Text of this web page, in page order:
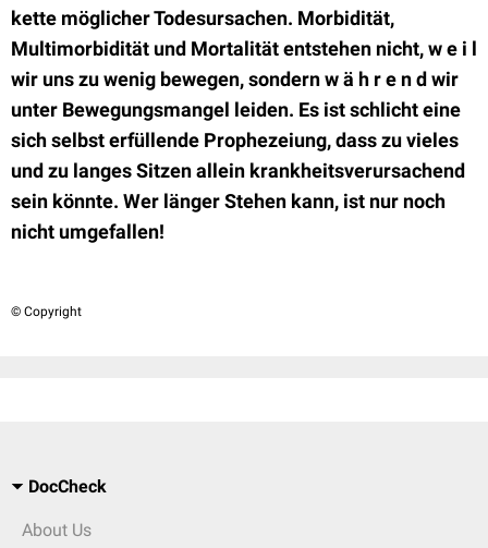
kette möglicher Todesursachen. Morbidität,
Multimorbidität und Mortalität entstehen nicht, w e i l
wir uns zu wenig bewegen, sondern w ä h r e n d wir
unter Bewegungsmangel leiden. Es ist schlicht eine
sich selbst erfüllende Prophezeiung, dass zu vieles
und zu langes Sitzen allein krankheitsverursachend
sein könnte. Wer länger Stehen kann, ist nur noch
nicht umgefallen!
© Copyright
DocCheck
About Us